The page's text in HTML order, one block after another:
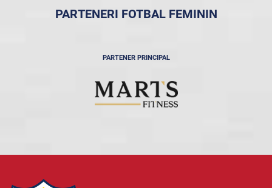
PARTENERI FOTBAL FEMININ
PARTENER PRINCIPAL